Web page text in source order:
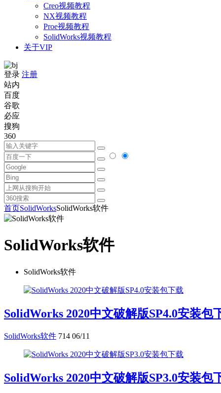
Creo视频教程
NX视频教程
Proe视频教程
SolidWorks视频教程
关于VIP
登录 注册
站内
百度
谷歌
必应
搜狗
360
首页SolidWorksSolidWorks软件
SolidWorks软件
SolidWorks软件
SolidWorks 2020中文破解版SP4.0安装包
SolidWorks软件 714 06/11
SolidWorks 2020中文破解版SP3.0安装包